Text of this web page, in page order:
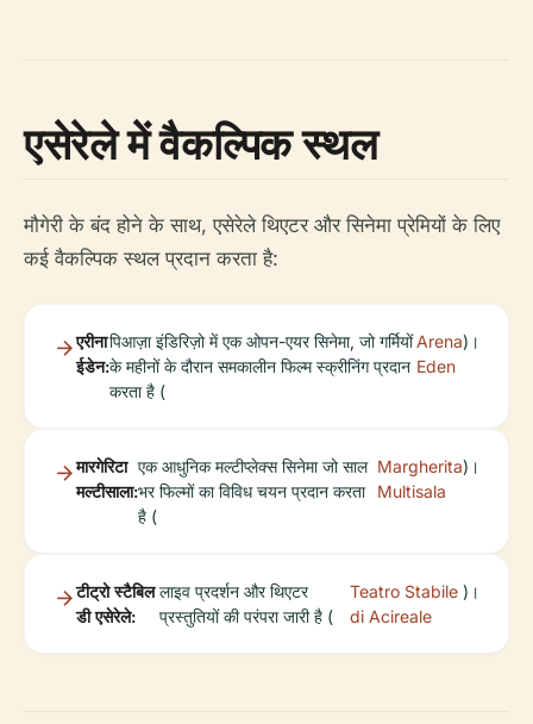
एसेरेले में वैकल्पिक स्थल
मौगेरी के बंद होने के साथ, एसेरेले थिएटर और सिनेमा प्रेमियों के लिए
कई वैकल्पिक स्थल प्रदान करता है:
एरीना
ईडेन:
पिआज़ा इंडिरिज़ो में एक ओपन-एयर सिनेमा, जो गर्मियों
के महीनों के दौरान समकालीन फिल्म स्क्रीनिंग प्रदान
करता है (
Arena
Eden
)।
मारगेरिटा
मल्टीसाला:
एक आधुनिक मल्टीप्लेक्स सिनेमा जो साल
भर फिल्मों का विविध चयन प्रदान करता
है (
Margherita
Multisala
)।
टीट्रो स्टैबिल
डी एसेरेले:
लाइव प्रदर्शन और थिएटर
प्रस्तुतियों की परंपरा जारी है (
Teatro Stabile
di Acireale
)।